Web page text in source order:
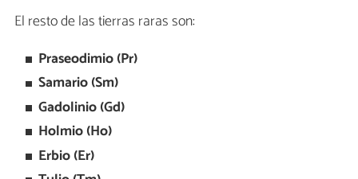
El resto de las tierras raras son:
Praseodimio (Pr)
Samario (Sm)
Gadolinio (Gd)
Holmio (Ho)
Erbio (Er)